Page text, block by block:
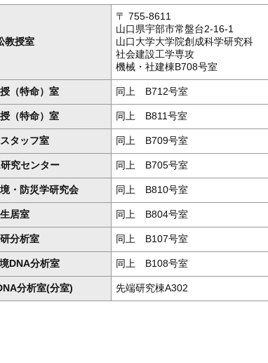
教授室
〒 755-8611
山口県宇部市常盤台2-16-1
山口大学大学院創成科学研究科
社会建設工学専攻
機械・社建棟B708号室
（特命）室 同上 B712号室
（特命）室 同上 B811号室
タッフ室 同上 B709号室
究センター 同上 B705号室
・防災学研究会 同上 B810号室
居室 同上 B804号室
分析室 同上 B107号室
DNA分析室 同上 B108号室
分析室(分室) 先端研究棟A302